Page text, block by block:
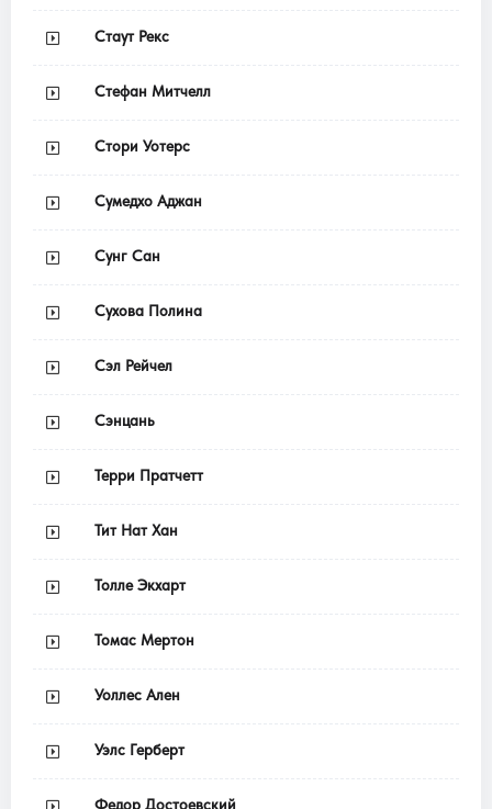
Стаут Рекс
Стефан Митчелл
Стори Уотерс
Сумедхо Аджан
Сунг Сан
Сухова Полина
Сэл Рейчел
Сэнцань
Терри Пратчетт
Тит Нат Хан
Толле Экхарт
Томас Мертон
Уоллес Ален
Уэлс Герберт
Федор Достоевский